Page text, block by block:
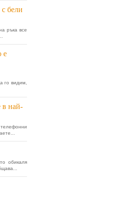
бели
ръка все
е
го видим,
в най-
обикаля